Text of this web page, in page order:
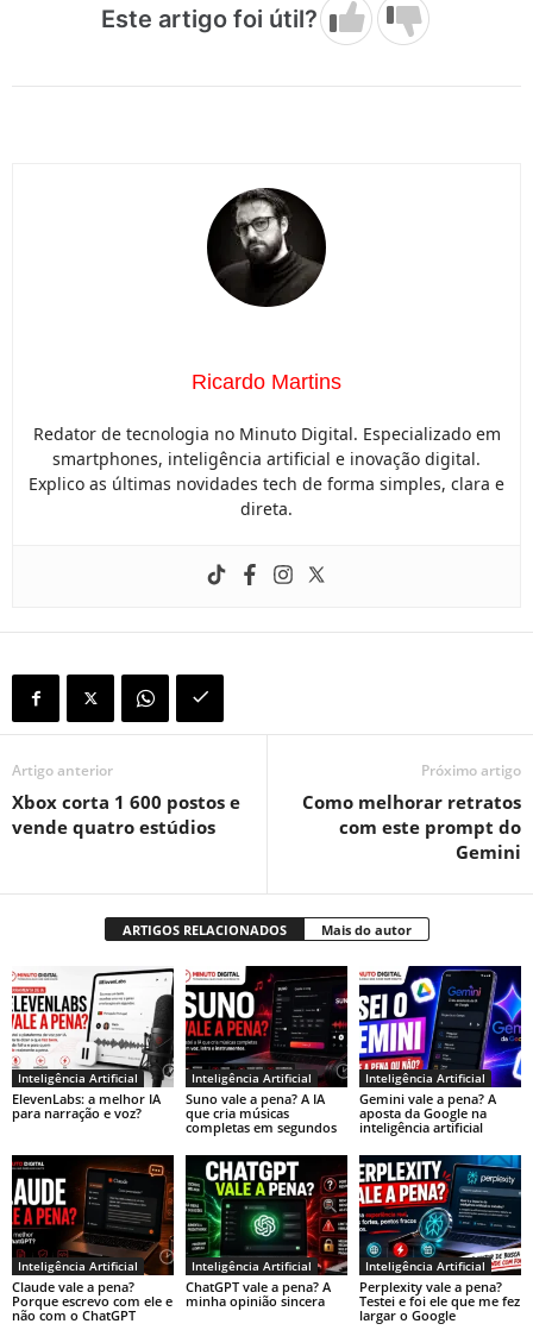
Este artigo foi útil?
Ricardo Martins
Redator de tecnologia no Minuto Digital. Especializado em
smartphones, inteligência artificial e inovação digital.
Explico as últimas novidades tech de forma simples, clara e
direta.
Artigo anterior
Xbox corta 1 600 postos e
vende quatro estúdios
Próximo artigo
Como melhorar retratos
com este prompt do
Gemini
ARTIGOS RELACIONADOS Mais do autor
Inteligência Artificial
ElevenLabs: a melhor IA
para narração e voz?
Inteligência Artificial
Suno vale a pena? A IA
que cria músicas
completas em segundos
Inteligência Artificial
Gemini vale a pena? A
aposta da Google na
inteligência artificial
Inteligência Artificial
Claude vale a pena?
Porque escrevo com ele e
não com o ChatGPT
Inteligência Artificial
ChatGPT vale a pena? A
minha opinião sincera
Inteligência Artificial
Perplexity vale a pena?
Testei e foi ele que me fez
largar o Google